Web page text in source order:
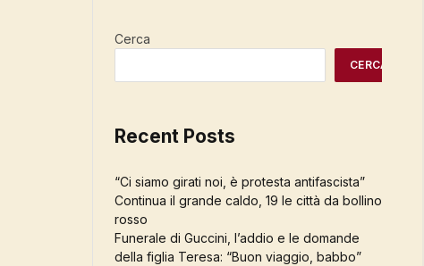
Cerca
CERCA
Recent Posts
“Ci siamo girati noi, è protesta antifascista”
Continua il grande caldo, 19 le città da bollino
rosso
Funerale di Guccini, l’addio e le domande
della figlia Teresa: “Buon viaggio, babbo”